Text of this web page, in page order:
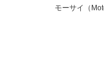
モーサイ（